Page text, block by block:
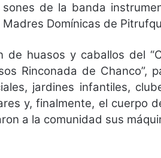
de la banda
Domínicas de
de huasos y caballos del
Rinconada de Chanco”,
jardines infantiles,
y, finalmente, el cuerpo
a la comunidad sus